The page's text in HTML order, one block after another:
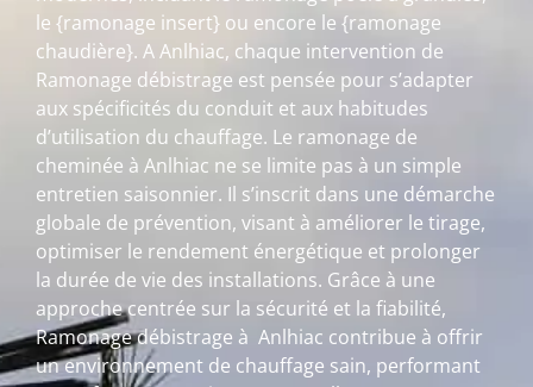
le {ramonage insert} ou encore le {ramonage
chaudière}. A Anlhiac, chaque intervention de
Ramonage débistrage est pensée pour s’adapter
aux spécificités du conduit et aux habitudes
d’utilisation du chauffage. Le ramonage de
cheminée à Anlhiac ne se limite pas à un simple
entretien saisonnier. Il s’inscrit dans une démarche
globale de prévention, visant à améliorer le tirage,
optimiser le rendement énergétique et prolonger
la durée de vie des installations. Grâce à une
approche centrée sur la sécurité et la fiabilité,
Ramonage débistrage à Anlhiac contribue à offrir
un environnement de chauffage sain, performant